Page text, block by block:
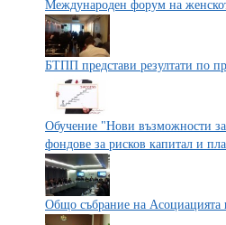
Международен форум на
БТПП представи резултати по
Обучение "Нови възможности
фондове за рисков капитал и
Общо събрание на Асоциацията